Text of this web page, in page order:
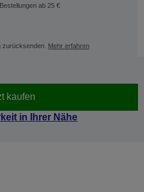
ab 25 €
zurücksenden. Mehr erfahren
kaufen
in Ihrer Nähe